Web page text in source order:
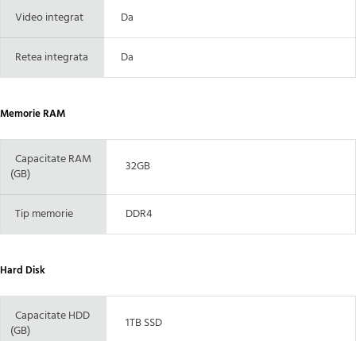
Video integrat Da
Retea integrata Da
Memorie RAM
Capacitate RAM
(GB)
32GB
Tip memorie DDR4
Hard Disk
Capacitate HDD
(GB)
1TB SSD